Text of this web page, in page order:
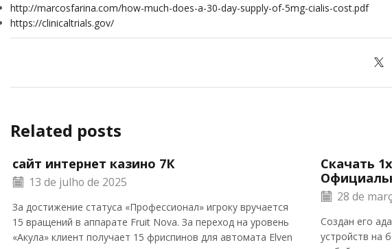
http://marcosfarina.com/how-much-does-a-30-day-supply-of-5mg-cialis-cost.pdf
https://clinicaltrials.gov/
Related posts
сайт интернет казино 7К
13 de julho de 2025
За достижение статуса «Профессионал» игроку вручается
15 вращений в аппарате Fruit Nova. За переход на уровень
«Акула» клиент получает 15 фриспинов для автомата Elven
Скачать
28 de
Создан его
устройств на